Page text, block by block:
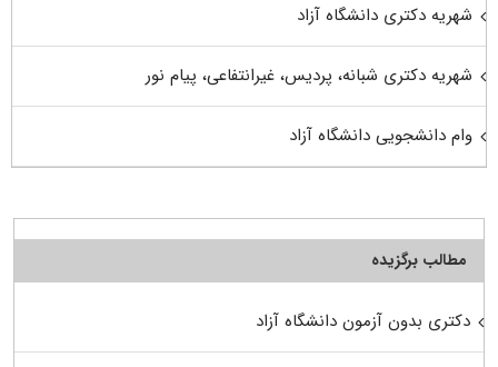
شهریه دکتری دانشگاه آزاد
شهریه دکتری شبانه، پردیس، غیرانتفاعی، پیام نور
وام دانشجویی دانشگاه آزاد
مطالب برگزیده
دکتری بدون آزمون دانشگاه آزاد